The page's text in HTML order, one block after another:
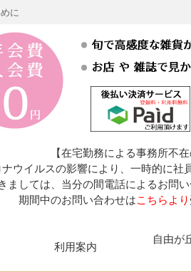
に
【在宅勤務による事務所不在
ウイルスの影響により、一時的に社
ましては、当分の間電話によるお問い
期間中のお問い合わせはこちらより
利用案内
自由が